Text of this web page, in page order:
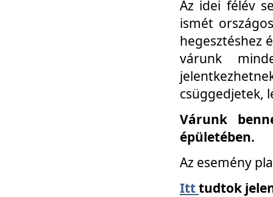
Az idei félév
ismét
hegesztéshez
várunk
csüggedjetek,
Várunk
épületében.
Az esemény
Itttudtok